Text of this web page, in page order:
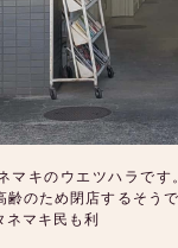
マキのウエツハラで
齢のため閉店するそう
ネマキ民も利